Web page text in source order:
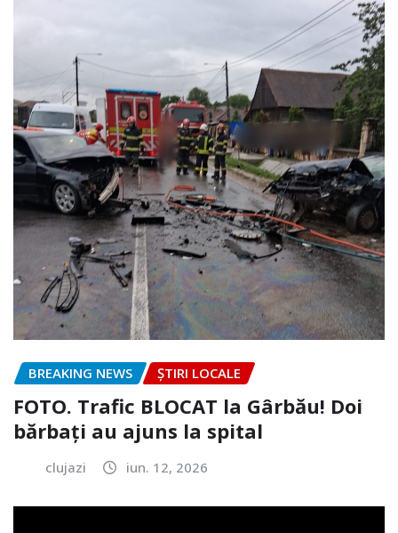
BREAKING NEWS ȘTIRI LOCALE
FOTO. Trafic BLOCAT la Gârbău! Doi
bărbați au ajuns la spital
clujazi iun. 12, 2026